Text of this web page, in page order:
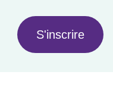
S'inscrire